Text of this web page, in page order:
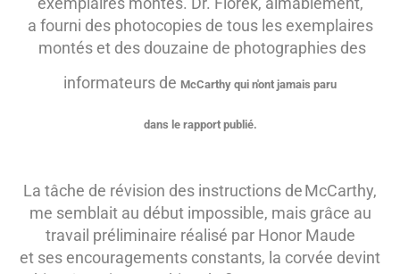
a fourni des photocopies de tous les exemplaires
montés et des douzaine de photographies des
informateurs de McCarthy qui n'ont jamais paru
dans le rapport publié.
La tâche de révision des instructions deMcCarthy,
me semblait au début impossible, mais grâce au
travail préliminaire réalisé par Honor Maude
et ses encouragements constants, la corvée devint